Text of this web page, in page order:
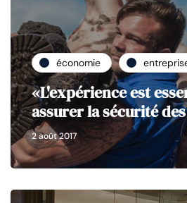
économie
«L'expérience est
assurer la sécurité
2 août 2017